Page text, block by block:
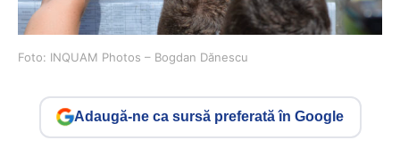
Foto: INQUAM Photos – Bogdan Dănescu
Adaugă-ne ca sursă preferată în Google